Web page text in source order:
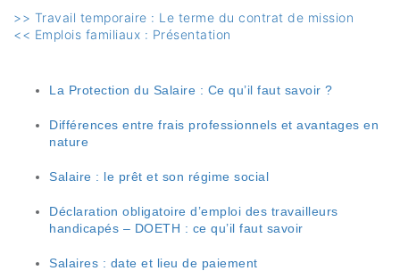
>> Travail temporaire : Le terme du contrat de mission
<< Emplois familiaux : Présentation
La Protection du Salaire : Ce qu’il faut savoir ?
Différences entre frais professionnels et avantages en
nature
Salaire : le prêt et son régime social
Déclaration obligatoire d’emploi des travailleurs
handicapés – DOETH : ce qu’il faut savoir
Salaires : date et lieu de paiement